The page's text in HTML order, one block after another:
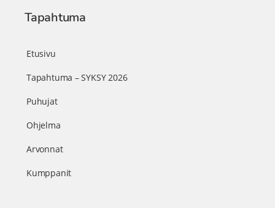
Tapahtuma
Etusivu
Tapahtuma – SYKSY 2026
Puhujat
Ohjelma
Arvonnat
Kumppanit